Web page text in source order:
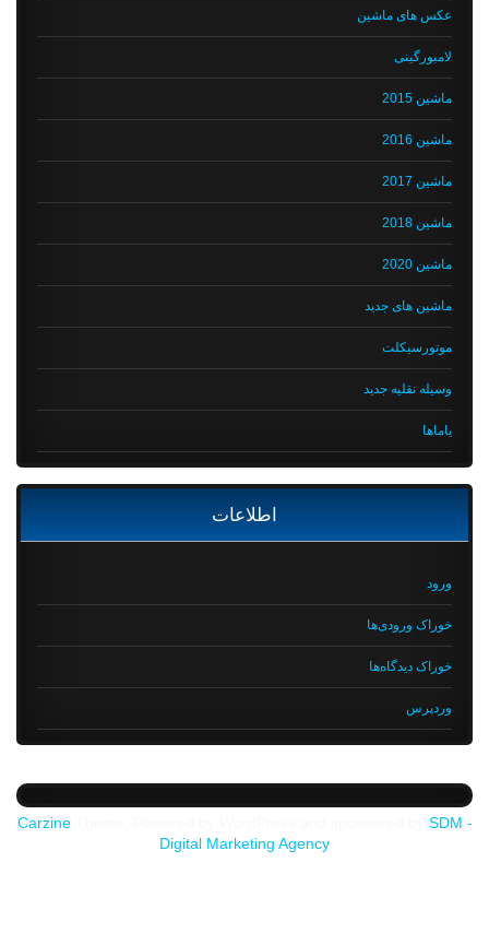
عکس های ماشین
لامبورگینی
ماشین 2015
ماشین 2016
ماشین 2017
ماشین 2018
ماشین 2020
ماشین های جدید
موتورسیکلت
وسیله نقلیه جدید
یاماها
اطلاعات
ورود
خوراک ورودی‌ها
خوراک دیدگاه‌ها
وردپرس
Carzine Theme, Powered by WordPress and sponsored bySDM -
Digital Marketing Agency